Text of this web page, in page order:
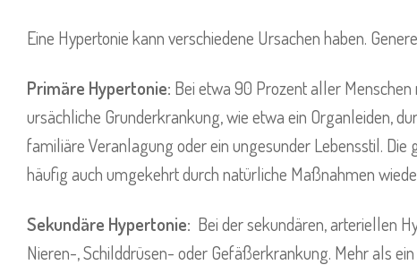
Eine Hypertonie kann verschiedene Ursachen haben.
Primäre Hypertonie: Bei etwa 90 Prozent aller
ursächliche Grunderkrankung, wie etwa ein Organleiden,
familiäre Veranlagung oder ein ungesunder Lebensstil.
häufig auch umgekehrt durch natürliche Maßnahmen
Sekundäre Hypertonie: Bei der sekundären, arteriellen
Nieren-, Schilddrüsen- oder Gefäßerkrankung. Mehr als